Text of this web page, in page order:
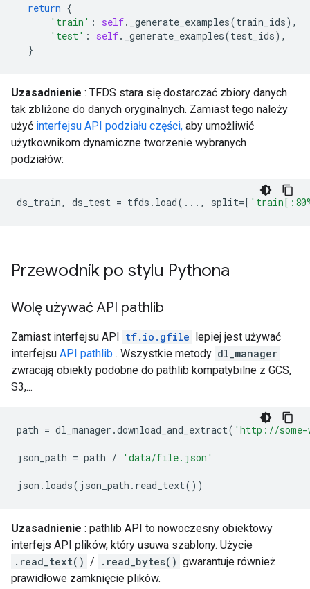
return {
'train' : self. _generate_examples(train_ids),
'test' : self. _generate_examples(test_ids),
}
Uzasadnienie : TFDS stara się dostarczać zbiory danych
tak zbliżone do danych oryginalnych. Zamiast tego należy
użyć interfejsu API podziału części, aby umożliwić
użytkownikom dynamiczne tworzenie wybranych
podziałów:
ds_train, ds_test = tfds . load( ... , split=[
Przewodnik po stylu Pythona
Wolę używać API pathlib
Zamiast interfejsu API tf.io.gfile lepiej jest używać
interfejsu API pathlib . Wszystkie metody dl_manager
zwracają obiekty podobne do pathlib kompatybilne z GCS,
S3,...
path = dl_manager .download_and_extract( 'http://some-
json_path = path / 'data/file.json'
json . loads( json_path . read_text())
Uzasadnienie : pathlib API to nowoczesny obiektowy
interfejs API plików, który usuwa szablony. Użycie
.read_text() / .read_bytes() gwarantuje również
prawidłowe zamknięcie plików.